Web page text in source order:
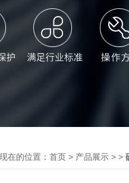
在的位置： 首页 > 产品展示 > >